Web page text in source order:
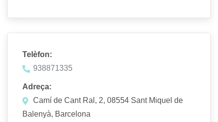
Telèfon:
938871335
Adreça:
Camí de Cant Ral, 2, 08554 Sant Miquel de
Balenyà, Barcelona